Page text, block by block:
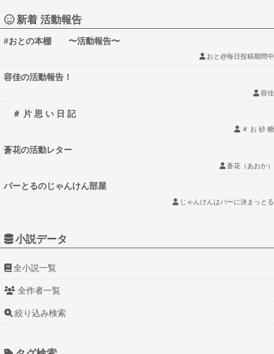
新着 活動報告
#おとの本棚 〜活動報告〜
おと@毎日投稿期間中
容佳の活動報告！
容佳
＃ 片 思 い 日 記
＃ お 砂 糖
蒼花の活動レター
蒼花（あおか）
パーとるのじゃんけん部屋
じゃんけんはパーに決まっとる
小説データ
全小説一覧
全作者一覧
絞り込み検索